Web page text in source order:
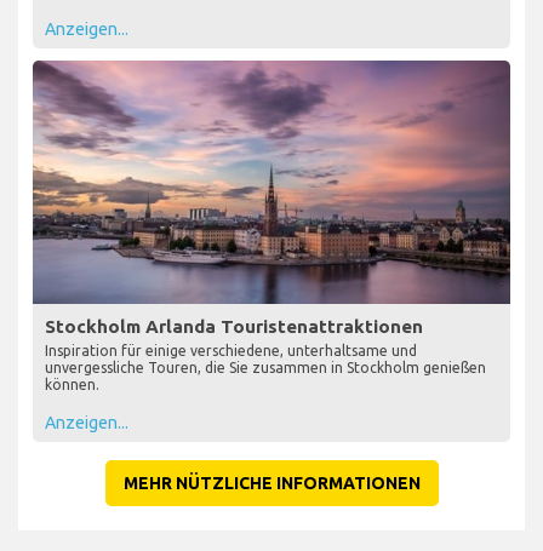
Anzeigen...
Stockholm Arlanda Touristenattraktionen
Inspiration für einige verschiedene, unterhaltsame und
unvergessliche Touren, die Sie zusammen in Stockholm genießen
können.
Anzeigen...
MEHR NÜTZLICHE INFORMATIONEN